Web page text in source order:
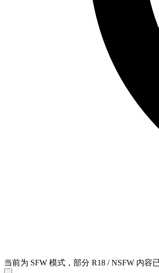
当前为 SFW 模式，部分 R18 / NSFW 内